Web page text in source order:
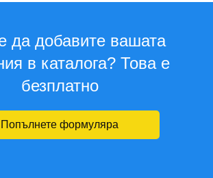
да добавите вашата
в каталога? Това е
безплатно
Попълнете формуляра